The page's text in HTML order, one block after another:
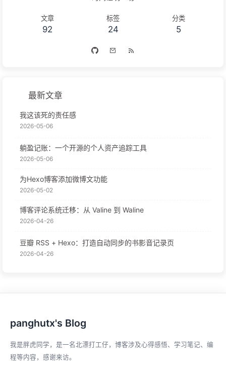
文章
92
标签
24
分类
5
最新文章
我这该死的责任感
2026-05-06
躺盈记账：一个开源的个人资产追踪工具
2026-05-06
为Hexo博客添加微博文功能
2026-05-02
博客评论系统迁移：从 Valine 到 Waline
2026-04-26
豆瓣 RSS + Hexo：打造自动同步的书影音记录页
2026-04-26
panghutx's Blog
我是胖虎同学，是一名北漂打工仔，博客涉及心得感悟、学习笔记、编
程等内容，感谢来访。